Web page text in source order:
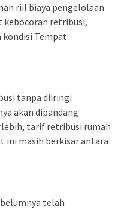
riil biaya pengelolaan
kebocoran retribusi,
kondisi Tempat
tanpa diiringi
akan dipandang
tarif retribusi rumah
ini masih berkisar antara
telah